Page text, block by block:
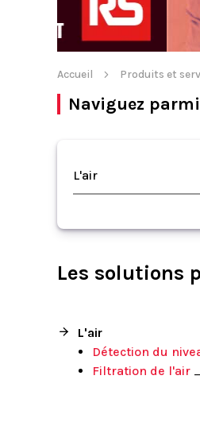
Accueil Produits et
Naviguez
L'air
Les solutions
L'air
Détection du
Filtration de l'air